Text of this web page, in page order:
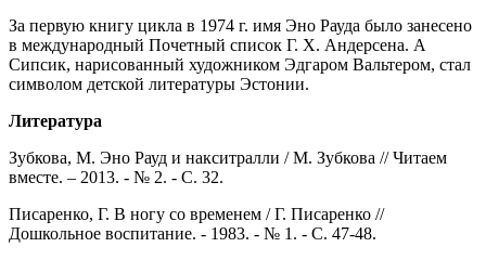
За первую книгу цикла в 1974 г. имя Эно Рауда было занесено
в международный Почетный список Г. Х. Андерсена. А
Сипсик, нарисованный художником Эдгаром Вальтером, стал
символом детской литературы Эстонии.
Литература
Зубкова, М. Эно Рауд и накситралли / М. Зубкова // Читаем
вместе. – 2013. - № 2. - С. 32.
Писаренко, Г. В ногу со временем / Г. Писаренко //
Дошкольное воспитание. - 1983. - № 1. - С. 47-48.